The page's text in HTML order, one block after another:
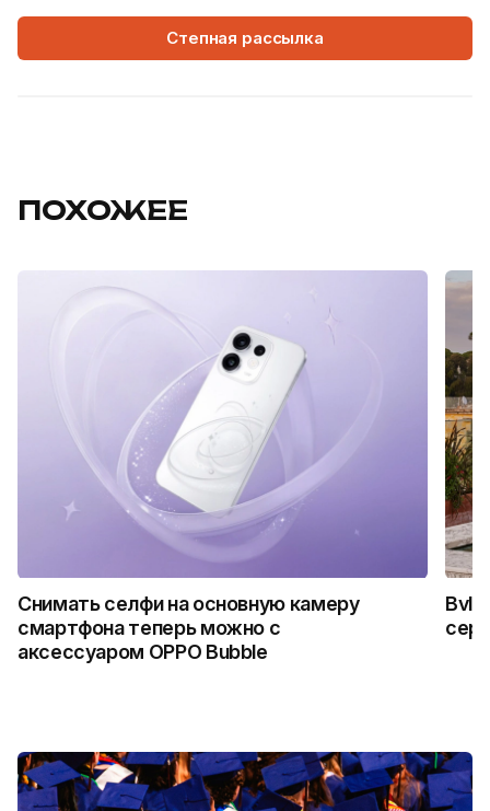
Степная рассылка
ПОХОЖЕЕ
Снимать селфи на основную камеру
смартфона теперь можно с
аксессуаром OPPO Bubble